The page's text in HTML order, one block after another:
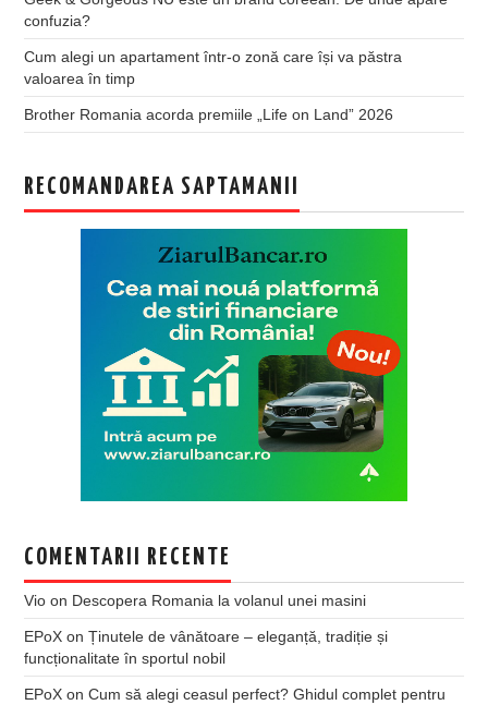
confuzia?
Cum alegi un apartament într-o zonă care își va păstra
valoarea în timp
Brother Romania acorda premiile „Life on Land” 2026
RECOMANDAREA SAPTAMANII
COMENTARII RECENTE
Vio on Descopera Romania la volanul unei masini
EPoX onȚinutele de vânătoare – eleganță, tradiție și
funcționalitate în sportul nobil
EPoX onCum să alegi ceasul perfect? Ghidul complet pentru